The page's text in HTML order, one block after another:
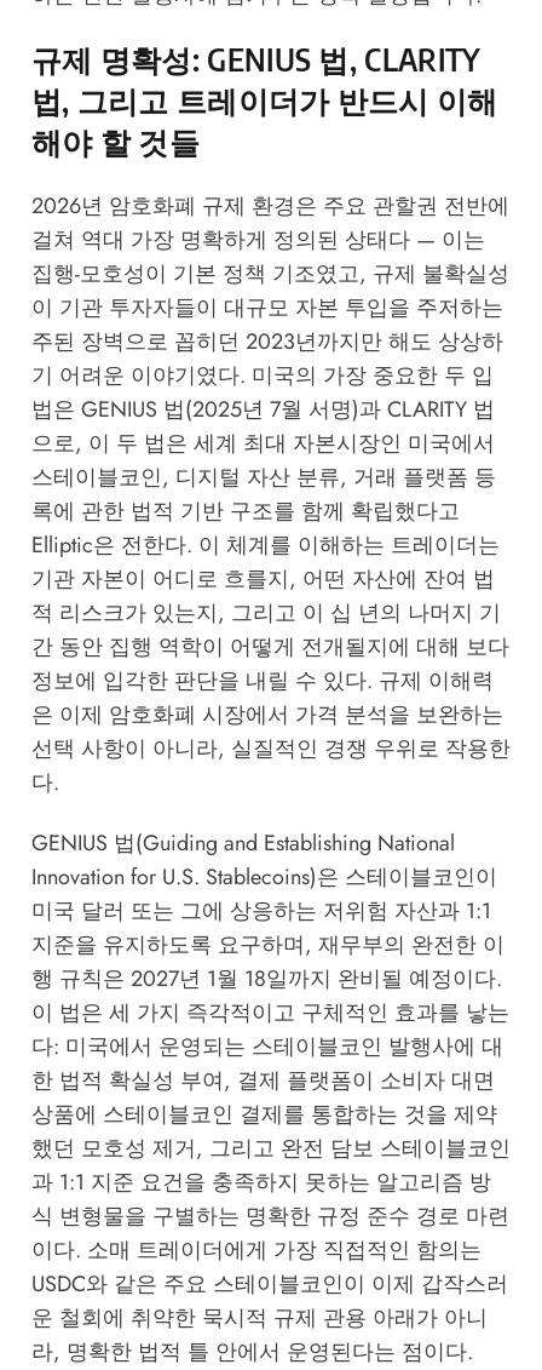
규제 명확성: GENIUS 법, CLARITY
법, 그리고 트레이더가 반드시 이해
해야 할 것들
2026년 암호화폐 규제 환경은 주요 관할권 전반에
걸쳐 역대 가장 명확하게 정의된 상태다 — 이는
집행-모호성이 기본 정책 기조였고, 규제 불확실성
이 기관 투자자들이 대규모 자본 투입을 주저하는
주된 장벽으로 꼽히던 2023년까지만 해도 상상하
기 어려운 이야기였다. 미국의 가장 중요한 두 입
법은 GENIUS 법(2025년 7월 서명)과 CLARITY 법
으로, 이 두 법은 세계 최대 자본시장인 미국에서
스테이블코인, 디지털 자산 분류, 거래 플랫폼 등
록에 관한 법적 기반 구조를 함께 확립했다고
Elliptic은 전한다. 이 체계를 이해하는 트레이더는
기관 자본이 어디로 흐를지, 어떤 자산에 잔여 법
적 리스크가 있는지, 그리고 이 십 년의 나머지 기
간 동안 집행 역학이 어떻게 전개될지에 대해 보다
정보에 입각한 판단을 내릴 수 있다. 규제 이해력
은 이제 암호화폐 시장에서 가격 분석을 보완하는
선택 사항이 아니라, 실질적인 경쟁 우위로 작용한
다.
GENIUS 법(Guiding and Establishing National
Innovation for U.S. Stablecoins)은 스테이블코인이
미국 달러 또는 그에 상응하는 저위험 자산과 1:1
지준을 유지하도록 요구하며, 재무부의 완전한 이
행 규칙은 2027년 1월 18일까지 완비될 예정이다.
이 법은 세 가지 즉각적이고 구체적인 효과를 낳는
다: 미국에서 운영되는 스테이블코인 발행사에 대
한 법적 확실성 부여, 결제 플랫폼이 소비자 대면
상품에 스테이블코인 결제를 통합하는 것을 제약
했던 모호성 제거, 그리고 완전 담보 스테이블코인
과 1:1 지준 요건을 충족하지 못하는 알고리즘 방
식 변형물을 구별하는 명확한 규정 준수 경로 마련
이다. 소매 트레이더에게 가장 직접적인 함의는
USDC와 같은 주요 스테이블코인이 이제 갑작스러
운 철회에 취약한 묵시적 규제 관용 아래가 아니
라, 명확한 법적 틀 안에서 운영된다는 점이다.